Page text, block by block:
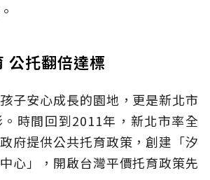
公托翻倍達標
子安心成長的園地，更是新北市
時間回到2011年，新北市率全
府提供公共托育政策，創建「汐
心」，開啟台灣平價托育政策先